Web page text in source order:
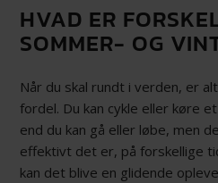
HVAD ER
SOMMER- OG
Når du skal rundt i verden, er
fordel. Du kan cykle eller køre
end du kan gå eller løbe, men
effektivt det er, på forskellige
kan det blive en glidende